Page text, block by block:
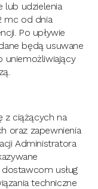
lub udzielenia
mc od dnia
Po upływie
będą usuwane
uniemożliwiający
z ciążących na
oraz zapewnienia
Administratora
usług
techniczne